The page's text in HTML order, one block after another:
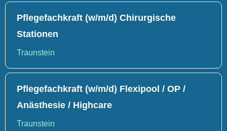
Pflegefachkraft (w/m/d) Chirurgische
Stationen
Traunstein
Pflegefachkraft (w/m/d) Flexipool / OP /
Anästhesie / Highcare
Traunstein